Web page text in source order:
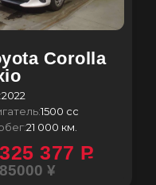
Corolla
2022
1500 сс
21 000 км.
377 P
¥